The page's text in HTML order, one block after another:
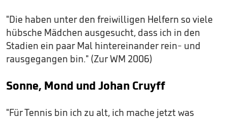
"Die haben unter den freiwilligen Helfern so viele
hübsche Mädchen ausgesucht, dass ich in den
Stadien ein paar Mal hintereinander rein- und
rausgegangen bin." (Zur WM 2006)
Sonne, Mond und Johan Cruyff
"Für Tennis bin ich zu alt, ich mache jetzt was